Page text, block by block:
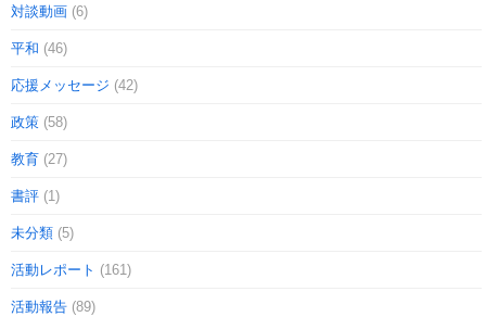
対談動画 (6)
平和 (46)
応援メッセージ (42)
政策 (58)
教育 (27)
書評 (1)
未分類 (5)
活動レポート (161)
活動報告 (89)